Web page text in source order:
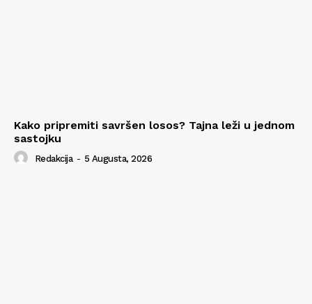
Kako pripremiti savršen losos? Tajna leži u jednom
sastojku
Redakcija - 5 Augusta, 2026